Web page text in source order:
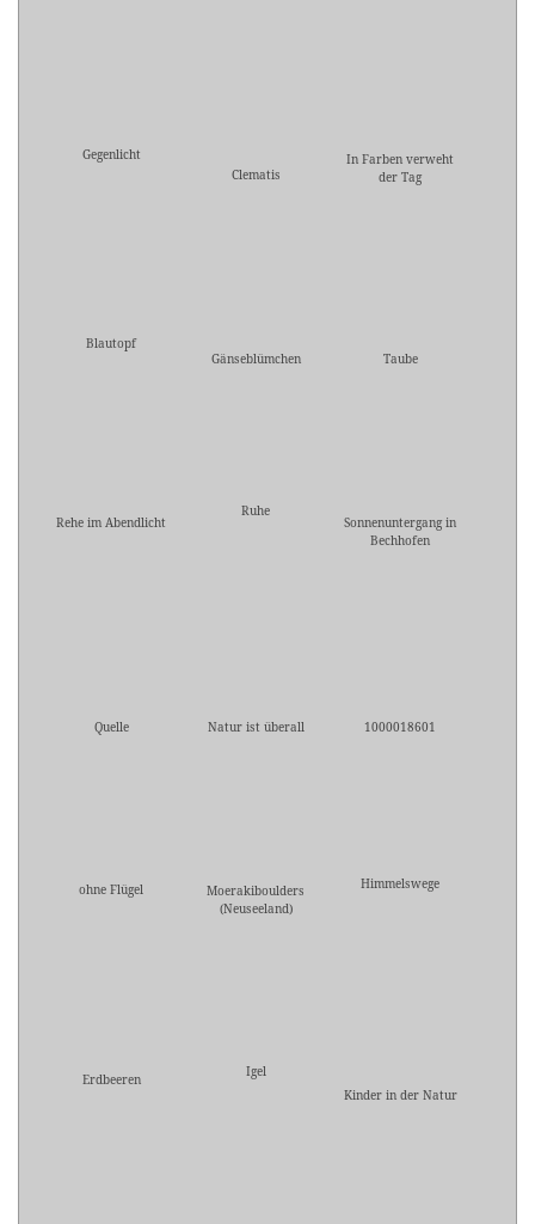
Gegenlicht
Clematis
In Farben verweht
der Tag
Blautopf
Gänseblümchen
Taube
Rehe im Abendlicht
Ruhe
Sonnenuntergang in
Bechhofen
Quelle Natur ist überall 1000018601
ohne Flügel
Moerakiboulders
(Neuseeland)
Himmelswege
Erdbeeren
Igel
Kinder in der Natur